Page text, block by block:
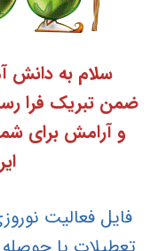
سلام به دانش
ضمن تبریک فرا
و آرامش برای
فایل فعالیت